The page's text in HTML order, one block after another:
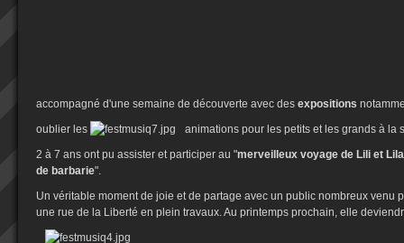
accompagné d'une semaine de découverte avec des expositions
oublier les
animations pour les petits et les grands à la
2 à 7 ans ont pu assister et participer au "merveilleux voyage de Lili et
de barbarie".
Un véritable moment de joie et de partage avec un public nombreux venu
une rue de la Liberté en plein travaux. Au printemps prochain, elle